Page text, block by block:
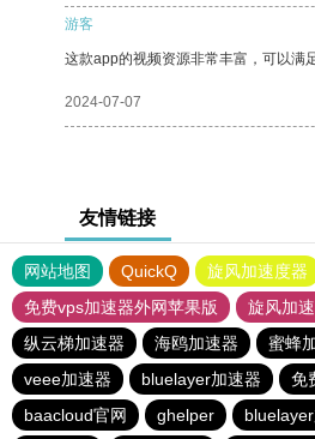
游客
这款app的视频资源非常丰富，可以满
2024-07-07
友情链接
网站地图 QuickQ 旋风加速度器
免费vps加速器外网苹果版
旋风加
纵云梯加速器
海鸥加速器 蜜蜂
veee加速器
bluelayer加速器 免
baacloud官网
ghelper